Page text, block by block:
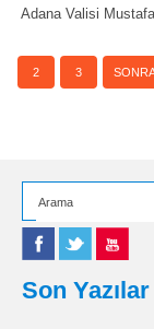
Adana Valisi
2 3
Son Yazılar